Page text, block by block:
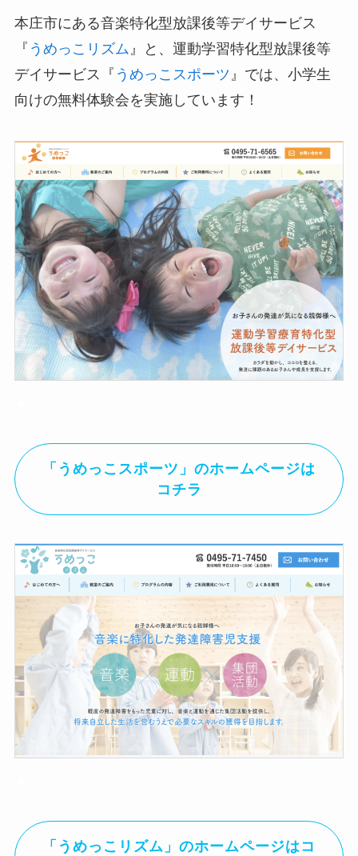
本庄市にある音楽特化型放課後等デイサービス
『 うめっこリズム 』と、運動学習特化型放課後等
デイサービス『 うめっこスポーツ 』では、小学生
向けの無料体験会を実施しています！
「うめっこスポーツ」のホームページは
コチラ
「うめっこリズム」のホームページはコ